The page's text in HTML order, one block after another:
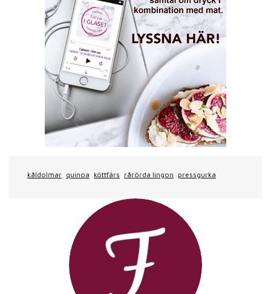
kåldolmar quinoa köttfärs rårörda lingon pressgurka